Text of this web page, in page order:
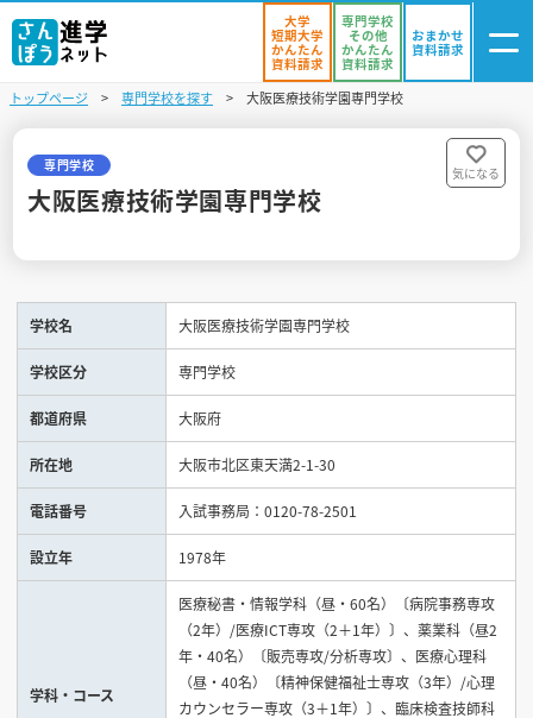
資料リスト
進学イベント
入試・受験入門
お役立ち情報
見学会WEB手引書
校内オンラインガイダンス
アンケートフォーム（学校用）
大学
短期大学
かんたん
資料請求
専門学校
その他
かんたん
資料請求
おまかせ
資料請求
トップページ 専門学校を探す 大阪医療技術学園専門学校
専門学校
大阪医療技術学園専門学校
気になる
学校名 大阪医療技術学園専門学校
学校区分 専門学校
都道府県 大阪府
所在地 大阪市北区東天満2-1-30
電話番号 入試事務局：0120-78-2501
設立年 1978年
学科・コース
医療秘書・情報学科（昼・60名）〔病院事務専攻
（2年）/医療ICT専攻（2＋1年）〕、薬業科（昼2
年・40名）〔販売専攻/分析専攻〕、医療心理科
（昼・40名）〔精神保健福祉士専攻（3年）/心理
カウンセラー専攻（3＋1年）〕、臨床検査技師科